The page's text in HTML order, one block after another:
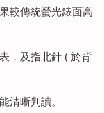
較傳統螢光錶面高
，及指北針 ( 於背
清晰判讀。